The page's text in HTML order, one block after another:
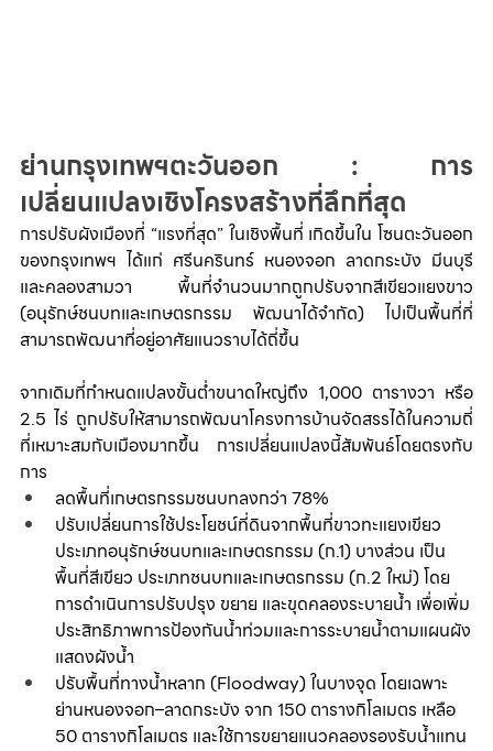
ย่านกรุงเทพฯตะวันออก : การ
เปลี่ยนแปลงเชิงโครงสร้างที่ลึกที่สุด
การปรับผังเมืองที่ “แรงที่สุด” ในเชิงพื้นที่ เกิดขึ้นใน โซนตะวันออก
ของกรุงเทพฯ ได้แก่ ศรีนครินทร์ หนองจอก ลาดกระบัง มีนบุรี
และคลองสามวา พื้นที่จำนวนมากถูกปรับจากสีเขียวแยงขาว
(อนุรักษ์ชนบทและเกษตรกรรม พัฒนาได้จำกัด) ไปเป็นพื้นที่ที่
สามารถพัฒนาที่อยู่อาศัยแนวราบได้ถี่ขึ้น
จากเดิมที่กำหนดแปลงขั้นต่ำขนาดใหญ่ถึง 1,000 ตารางวา หรือ
2.5 ไร่ ถูกปรับให้สามารถพัฒนาโครงการบ้านจัดสรรได้ในความถี่
ที่เหมาะสมกับเมืองมากขึ้น การเปลี่ยนแปลงนี้สัมพันธ์โดยตรงกับ
การ
ลดพื้นที่เกษตรกรรมชนบทลงกว่า 78%
ปรับเปลี่ยนการใช้ประโยชน์ที่ดินจากพื้นที่ขาวทะแยงเขียว
ประเภทอนุรักษ์ชนบทและเกษตรกรรม (ก.1) บางส่วน เป็น
พื้นที่สีเขียว ประเภทชนบทและเกษตรกรรม (ก.2 ใหม่) โดย
การดำเนินการปรับปรุง ขยาย และขุดคลองระบายนํ้า เพื่อเพิ่ม
ประสิทธิภาพการป้องกันนํ้าท่วมและการระบายนํ้าตามแผนผัง
แสดงผังนํ้า
ปรับพื้นที่ทางน้ำหลาก (Floodway) ในบางจุด โดยเฉพาะ
ย่านหนองจอก–ลาดกระบัง จาก 150 ตารางกิโลเมตร เหลือ
50 ตารางกิโลเมตร และใช้การขยายแนวคลองรองรับน้ำแทน